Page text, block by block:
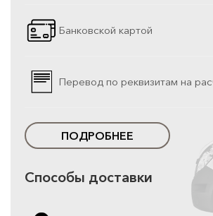
Банковской картой
Перевод по реквизитам на
ПОДРОБНЕЕ
Способы доставки